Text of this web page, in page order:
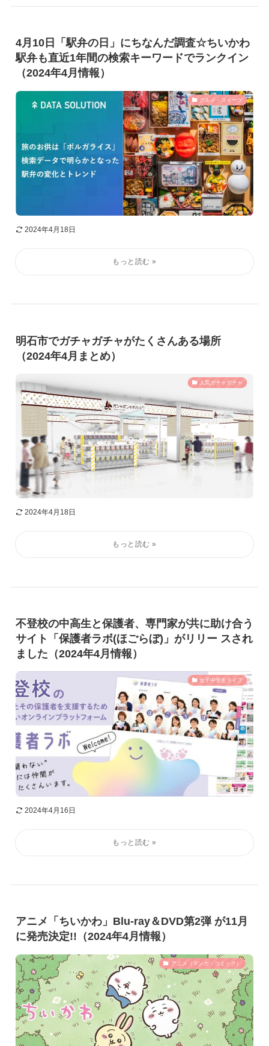
4月10日「駅弁の日」にちなんだ調査☆ちいかわ
駅弁も直近1年間の検索キーワードでランクイン
（2024年4月情報）
グルメ・スイーツ
2024年4月18日
明石市でガチャガチャがたくさんある場所
（2024年4月まとめ）
人気ガチャガチャ
2024年4月18日
不登校の中高生と保護者、専門家が共に助け合う
サイト「保護者ラボ(ほごらぼ)」がリリー スされ
ました（2024年4月情報）
女子中学生ライフ
2024年4月16日
アニメ「ちいかわ」Blu-ray＆DVD第2弾 が11月
に発売決定!!（2024年4月情報）
アニメ（マンガ・コミック）